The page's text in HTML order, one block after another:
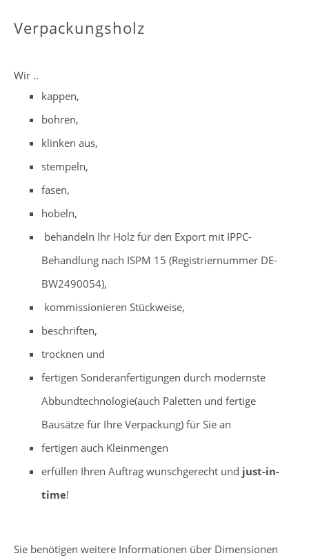
Verpackungsholz
Wir ..
kappen,
bohren,
klinken aus,
stempeln,
fasen,
hobeln,
behandeln Ihr Holz für den Export mit IPPC-
Behandlung nach ISPM 15 (Registriernummer DE-
BW2490054),
kommissionieren Stückweise,
beschriften,
trocknen und
fertigen Sonderanfertigungen durch modernste
Abbundtechnologie(auch Paletten und fertige
Bausätze für Ihre Verpackung) für Sie an
fertigen auch Kleinmengen
erfüllen Ihren Auftrag wunschgerecht und just-in-
time!
Sie benötigen weitere Informationen über Dimensionen